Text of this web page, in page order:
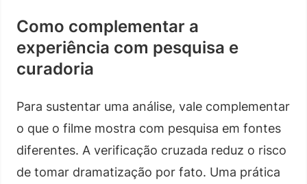
Como complementar a
experiência com pesquisa e
curadoria
Para sustentar uma análise, vale complementar
o que o filme mostra com pesquisa em fontes
diferentes. A verificação cruzada reduz o risco
de tomar dramatização por fato. Uma prática